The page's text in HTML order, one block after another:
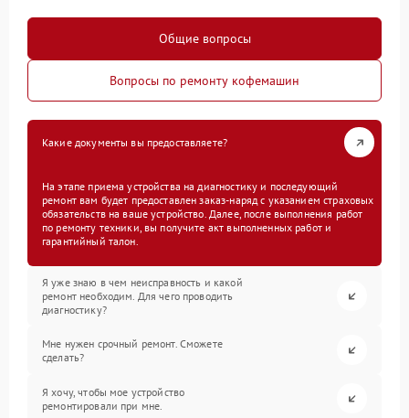
Общие вопросы
Вопросы по ремонту кофемашин
Какие документы вы предоставляете?
На этапе приема устройства на диагностику и последующий
ремонт вам будет предоставлен заказ-наряд с указанием страховых
обязательств на ваше устройство. Далее, после выполнения работ
по ремонту техники, вы получите акт выполненных работ и
гарантийный талон.
Я уже знаю в чем неисправность и какой
ремонт необходим. Для чего проводить
диагностику?
Мне нужен срочный ремонт. Сможете
сделать?
Я хочу, чтобы мое устройство
ремонтировали при мне.